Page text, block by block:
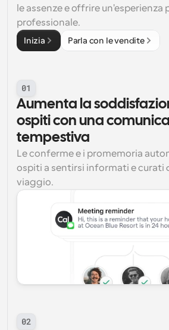
le assenze e offrire un'esperienza
professionale.
Inizia Parla con le vendite
01
Aumenta la
ospiti con una
tempestiva
Le conferme e i promemoria
ospiti a sentirsi informati e curati
viaggio.
02